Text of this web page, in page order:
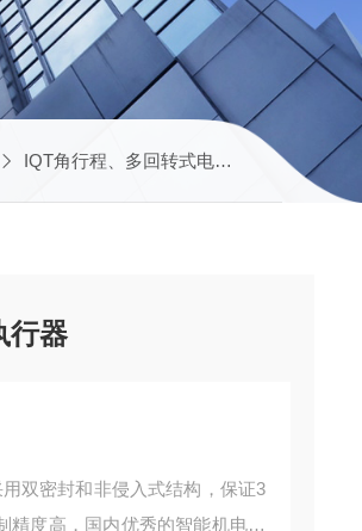
IQT角行程、多回转式电动执行器 IQ95
行器
双密封和非侵入式结构，保证3
精度高，国内优秀的智能机电一